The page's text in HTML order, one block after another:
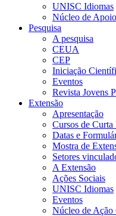
UNISC Idiomas
Núcleo de
Pesquisa
A pesquisa
CEUA
CEP
Iniciação
Eventos
Revista Jovens
Extensão
Apresentação
Cursos de Curta
Datas e
Mostra de
Setores
A Extensão
Ações Sociais
UNISC Idiomas
Eventos
Núcleo de